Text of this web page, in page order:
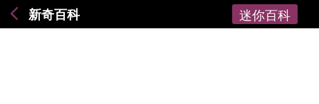
新奇百科 迷你百科